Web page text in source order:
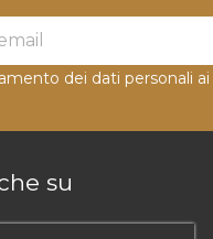
dei dati personali ai
su